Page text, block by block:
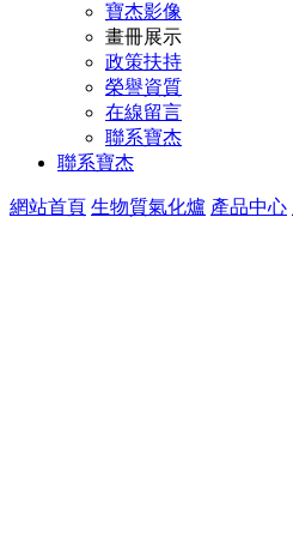
寶杰影像
畫冊展示
政策扶持
榮譽資質
在線留言
聯系寶杰
聯系寶杰
網站首頁 生物質氣化爐 產品中心